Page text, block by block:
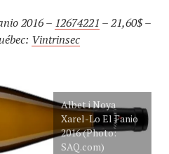
2016 – 12674221 – 21,60$ –
Vintrinsec
Albet i Noya
Xarel-Lo El Fanio
2016 (Photo:
SAQ.com)